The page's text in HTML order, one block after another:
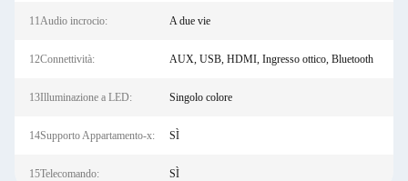
11Audio incrocio: A due vie
12Connettività: AUX, USB, HDMI, Ingresso ottico, Bluetooth
13Illuminazione a LED: Singolo colore
14Supporto Appartamento-x: SÌ
15Telecomando: SÌ